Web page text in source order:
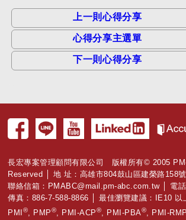
上一則心得分享
心得分享主選單
下一則心得分享
長宏專案管理顧問有限公司 版權所有© 2005
Reserved │ 地 址：高雄市804鼓山區建榮路158號
聯絡信箱： PMABC@mail.pm-abc.com.tw│ 電話
傳真：886-7-588-8866 │ 最佳瀏覽建議：IE10 以
PMI ® , PMP® , PMI-ACP® , PMI-PBA® , PMI-RMP